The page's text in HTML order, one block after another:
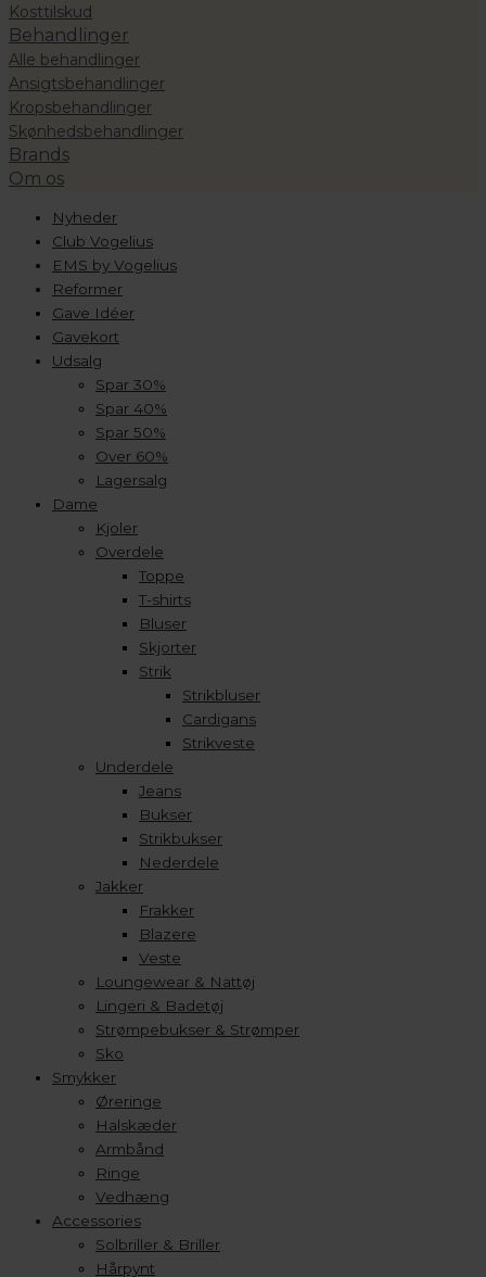
Kosttilskud
Behandlinger
Alle behandlinger
Ansigtsbehandlinger
Kropsbehandlinger
Skønhedsbehandlinger
Brands
Om os
Nyheder
Club Vogelius
EMS by Vogelius
Reformer
Gave Idéer
Gavekort
Udsalg
Spar 30%
Spar 40%
Spar 50%
Over 60%
Lagersalg
Dame
Kjoler
Overdele
Toppe
T-shirts
Bluser
Skjorter
Strik
Strikbluser
Cardigans
Strikveste
Underdele
Jeans
Bukser
Strikbukser
Nederdele
Jakker
Frakker
Blazere
Veste
Loungewear & Nattøj
Lingeri & Badetøj
Strømpebukser & Strømper
Sko
Smykker
Øreringe
Halskæder
Armbånd
Ringe
Vedhæng
Accessories
Solbriller & Briller
Hårpynt